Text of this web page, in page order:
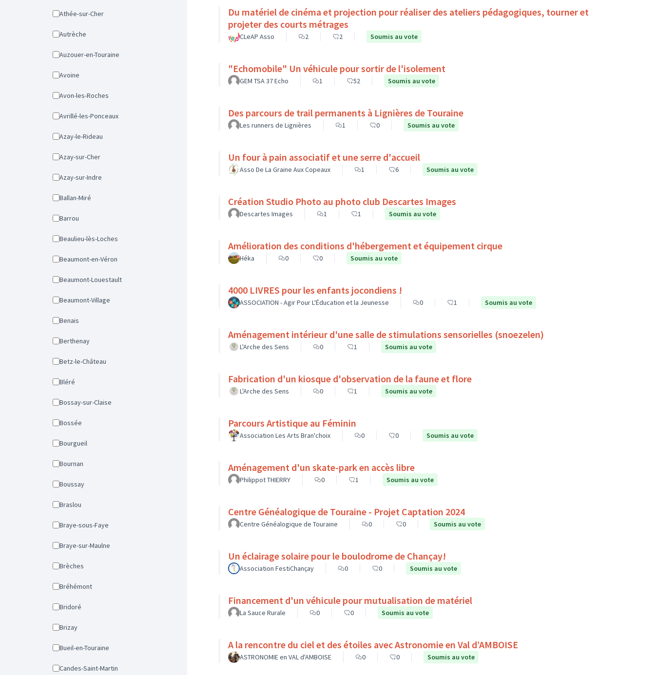
Athée-sur-Cher
Autrèche
Auzouer-en-Touraine
Avoine
Avon-les-Roches
Avrillé-les-Ponceaux
Azay-le-Rideau
Azay-sur-Cher
Azay-sur-Indre
Ballan-Miré
Barrou
Beaulieu-lès-Loches
Beaumont-en-Véron
Beaumont-Louestault
Beaumont-Village
Benais
Berthenay
Betz-le-Château
Bléré
Bossay-sur-Claise
Bossée
Bourgueil
Bournan
Boussay
Braslou
Braye-sous-Faye
Braye-sur-Maulne
Brèches
Bréhémont
Bridoré
Brizay
Bueil-en-Touraine
Candes-Saint-Martin
Du matériel de cinéma et projection pour réaliser des ateliers pédagogiques, tourner et
projeter des courts métrages
CLeAP Asso 2 2 Soumis au vote
"Echomobile" Un véhicule pour sortir de l'isolement
GEM TSA 37 Echo 1 52 Soumis au vote
Des parcours de trail permanents à Lignières de Touraine
Les runners de Lignières 1 0 Soumis au vote
Un four à pain associatif et une serre d'accueil
Asso De La Graine Aux Copeaux 1 6 Soumis au vote
Création Studio Photo au photo club Descartes Images
Descartes Images 1 1 Soumis au vote
Amélioration des conditions d'hébergement et équipement cirque
Héka 0 0 Soumis au vote
4000 LIVRES pour les enfants jocondiens !
ASSOCIATION - Agir Pour L'Éducation et la Jeunesse 0 1 Soumis au vote
Aménagement intérieur d'une salle de stimulations sensorielles (snoezelen)
L'Arche des Sens 0 1 Soumis au vote
Fabrication d'un kiosque d'observation de la faune et flore
L'Arche des Sens 0 1 Soumis au vote
Parcours Artistique au Féminin
Association Les Arts Bran'choix 0 0 Soumis au vote
Aménagement d'un skate-park en accès libre
Philippot THIERRY 0 1 Soumis au vote
Centre Généalogique de Touraine - Projet Captation 2024
Centre Généalogique de Touraine 0 0 Soumis au vote
Un éclairage solaire pour le boulodrome de Chançay!
Association FestiChançay 0 0 Soumis au vote
Financement d'un véhicule pour mutualisation de matériel
La Sauce Rurale 0 0 Soumis au vote
A la rencontre du ciel et des étoiles avec Astronomie en Val d’AMBOISE
ASTRONOMIE en VAL d'AMBOISE 0 0 Soumis au vote